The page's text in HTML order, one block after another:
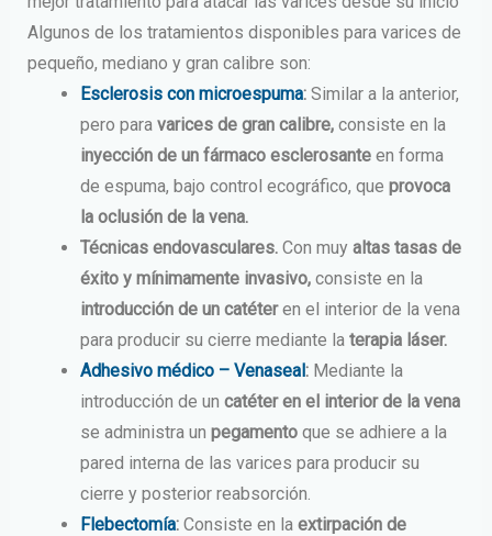
Algunos de los tratamientos disponibles para varices de
pequeño, mediano y gran calibre son:
Esclerosis con microespuma:Similar a la anterior,
pero para varices de gran calibre,consiste en la
inyección de un fármaco esclerosanteen forma
de espuma, bajo control ecográfico, que provoca
la oclusión de la vena.
Técnicas endovasculares.Con muy altas tasas de
éxito y mínimamente invasivo,consiste en la
introducción de un catéteren el interior de la vena
para producir su cierre mediante la terapia láser.
Adhesivo médico – Venaseal:Mediante la
introducción de un catéter en el interior de la vena
se administra un pegamentoque se adhiere a la
pared interna de las varices para producir su
cierre y posterior reabsorción.
Flebectomía:Consiste en la extirpación de